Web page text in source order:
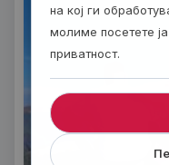
на кој ги
молиме посетете
приватност.